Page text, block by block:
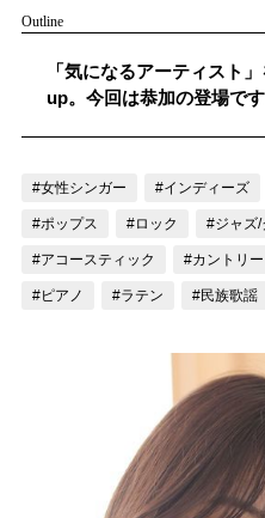
人気ワード
#男性SSW #ポップス #
MENU
記事一覧
お問い合わせ
記事リクエスト
muevoクラウドファンディン
muevoコミュニティ
Outline
「気になるアーティスト
up。今回は恭加の登場です
#女性シンガー #インディーズ
#ポップス #ロック #ジャズ/
#アコースティック #カントリー
#ピアノ #ラテン #民族歌謡